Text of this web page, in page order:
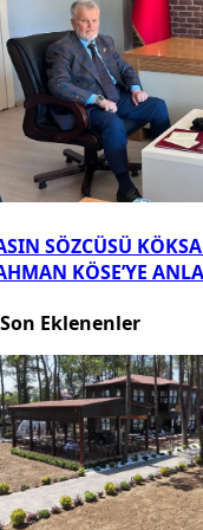
SÖZCÜSÜ
KÖSE’YE
Son Eklenenler